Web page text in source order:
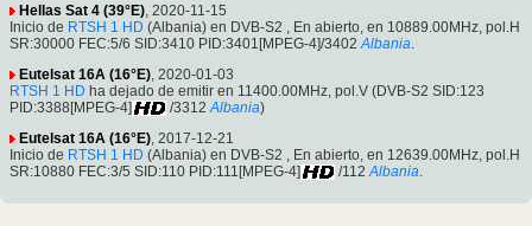
Hellas Sat 4 (39°E) , 2020-11-15
Inicio de RTSH 1 HD (Albania) en DVB-S2 , En abierto, en 10889.00MHz, pol.H
SR:30000 FEC:5/6 SID:3410 PID:3401[MPEG-4]/3402 Albania
Eutelsat 16A (16°E) , 2020-01-03
RTSH 1 HD ha dejado de emitir en 11400.00MHz, pol.V (DVB-S2 SID:123
PID:3388[MPEG-4]
/3312 Albania)
Eutelsat 16A (16°E), 2017-12-21
Inicio de RTSH 1 HD (Albania) en DVB-S2 , En abierto, en 12639.00MHz, pol.H
SR:10880 FEC:3/5 SID:110 PID:111[MPEG-4]
/112 Albania.